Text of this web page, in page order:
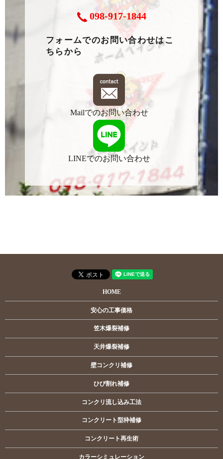
098-917-1844
フォームでのお問い合わせはこ
ちらから
Mailでのお問い合わせ
LINEでのお問い合わせ
HOME
安心の工事価格
笠木爆裂補修
天井爆裂補修
壁コンクリ補修
ひび割れ補修
コンクリ流し込み工法
コンクリート型枠補修
コンクリート再生術
カラーシミュレーション